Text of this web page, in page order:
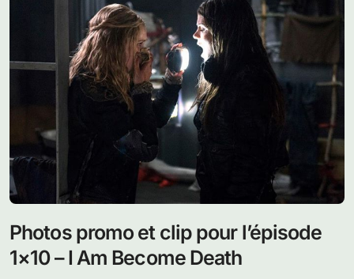
Photos promo et clip pour l’épisode
1×10 – I Am Become Death